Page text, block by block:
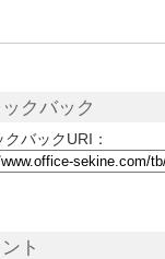
ックバック
クバックURI：
ト